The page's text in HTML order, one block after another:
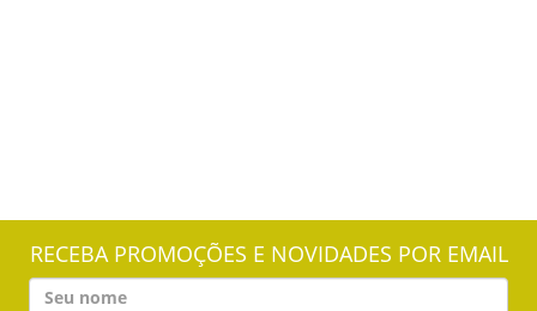
RECEBA PROMOÇÕES E NOVIDADES POR EMAIL